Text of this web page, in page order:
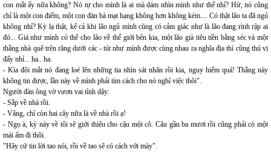
con mắt ấy nữa không? Nó tự cho mình là ai mà dám nhìn mình như thế nhỉ? Hừ, nó cũng
chỉ là một con điếm, một con đàn bà mạt hạng không hơn không kém.... Có thật lão ta đã ngủ
không nhỉ? Kỳ lạ thật, kể cả khi lão ngủ mình cũng có cảm giác như là lão đang rình rập ai
đó... Giá như mình có thể cho lão về thế giới bên kia, một lão già tiêu tiền bằng séc và một
thằng nhà quê trên răng dưới các - tút như mình được cùng nhau ra nghĩa địa thì cũng thú vị
đấy nhỉ... ha.. ha.
- Kìa đôi mắt nó đang loé lên những tia nhìn sát nhân rồi kia, nguy hiểm quá! Thằng này
không tin được, lần này về mình phải tìm cách cho nó nghỉ việc thôi".
Người đàn ông vờ vươn vai tỉnh dậy:
- Sắp về nhà rồi.
- Vâng, chỉ còn hai cây nữa là về nhà rồi ạ!
- Ngọ à, kỳ này về tôi sẽ giới thiệu cho cậu một cô. Câu gần ba mươi rồi cũng phải có một
mái ấm đi thôi.
"Hãy cứ tin lời tao nói, rồi về tao sẽ có cách với mày".